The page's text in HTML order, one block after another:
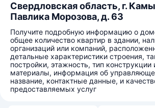
Свердловская область, г.
Павлика Морозова, д. 63
Получите подробную информацию о
общее количество квартир в здании,
организаций или компаний,
детальные характеристики строения,
постройки, этажность, тип конструкции
материалы, информация об
название, контактные данные, и
предоставляемых услуг